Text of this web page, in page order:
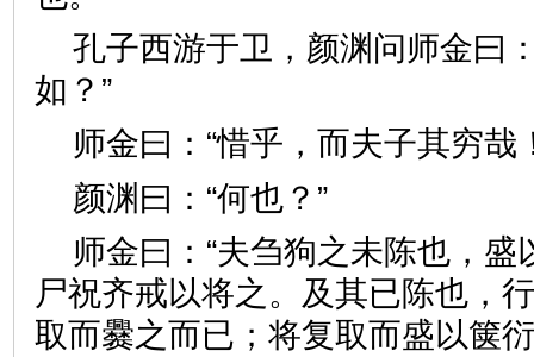
孔子西游于卫，颜渊问师金曰
如？”
师金曰：“惜乎，而夫子其
颜渊曰：“何也？”
师金曰：“夫刍狗之未陈也，
尸祝齐戒以将之。及其已陈也，
取而爨之而已；将复取而盛以箧